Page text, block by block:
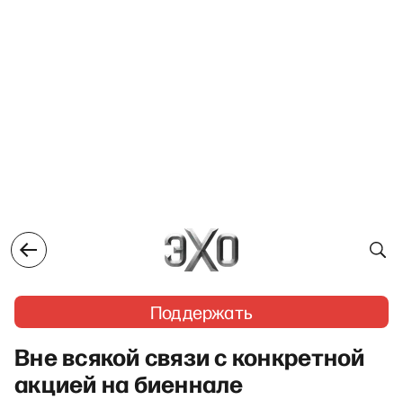
Поддержать
Вне всякой связи с конкретной
акцией на биеннале